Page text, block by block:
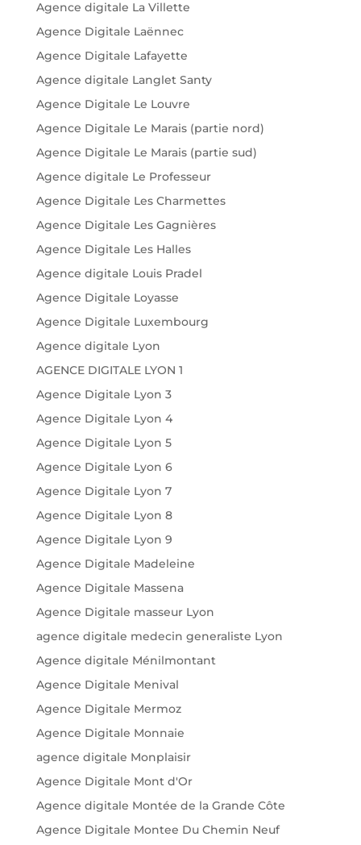
Agence digitale La Villette
Agence Digitale Laënnec
Agence Digitale Lafayette
Agence digitale Langlet Santy
Agence Digitale Le Louvre
Agence Digitale Le Marais (partie nord)
Agence Digitale Le Marais (partie sud)
Agence digitale Le Professeur
Agence Digitale Les Charmettes
Agence Digitale Les Gagnières
Agence Digitale Les Halles
Agence digitale Louis Pradel
Agence Digitale Loyasse
Agence Digitale Luxembourg
Agence digitale Lyon
AGENCE DIGITALE LYON 1
Agence Digitale Lyon 3
Agence Digitale Lyon 4
Agence Digitale Lyon 5
Agence Digitale Lyon 6
Agence Digitale Lyon 7
Agence Digitale Lyon 8
Agence Digitale Lyon 9
Agence Digitale Madeleine
Agence Digitale Massena
Agence Digitale masseur Lyon
agence digitale medecin generaliste Lyon
Agence digitale Ménilmontant
Agence Digitale Menival
Agence Digitale Mermoz
Agence Digitale Monnaie
agence digitale Monplaisir
Agence Digitale Mont d'Or
Agence digitale Montée de la Grande Côte
Agence Digitale Montee Du Chemin Neuf